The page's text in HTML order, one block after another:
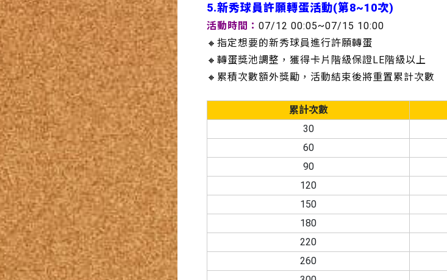
5.新秀球員許願轉蛋活動(第8~10次)
活動時間：07/12 00:05~07/15 10:00
🔸指定想要的新秀球員進行許願轉蛋
🔸轉蛋獎池調整，獲得卡片階級保證LE階級以上
🔸累積次數額外獎勵，活動結束後將重置累計次數
累計次數
30
60
90
120
150
180
220
260